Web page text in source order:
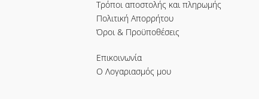
Τρόποι αποστολής και πληρωμής
Πολιτική Απορρήτου
Όροι & Προϋποθέσεις
Επικοινωνία
Ο Λογαριασμός μου